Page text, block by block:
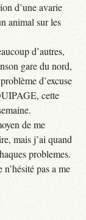
d’une avarie
animal sur les
d’autres,
gare du nord,
d’excuse
cette
de me
mais j’ai quand
problemes.
pas a me